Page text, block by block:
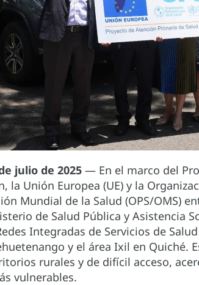
julio de 2025 — En el marco del
la Unión Europea (UE) y la
Mundial de la Salud (OPS/OMS)
de Salud Pública y Asistencia
Integradas de Servicios de Salud
y el área Ixil en Quiché.
rurales y de difícil acceso,
vulnerables.